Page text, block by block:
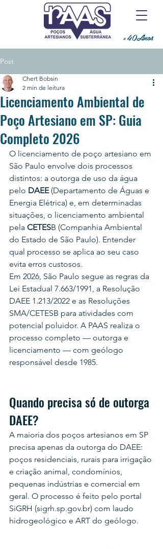
+40Anos
Post
Licenciamento Ambiental de
Poço Artesiano em SP: Guia
Completo 2026
Chert Bobsin
2 min de leitura
O licenciamento de poço artesiano em
São Paulo envolve dois processos
distintos: a outorga de uso da água
pelo DAEE (Departamento de Águas e
Energia Elétrica) e, em determinadas
situações, o licenciamento ambiental
pela CETESB (Companhia Ambiental
do Estado de São Paulo). Entender
qual processo se aplica ao seu caso
evita erros custosos.
Em 2026, São Paulo segue as regras da
Lei Estadual 7.663/1991, a Resolução
DAEE 1.213/2022 e as Resoluções
SMA/CETESB para atividades com
potencial poluidor. A PAAS realiza o
processo completo — outorga e
licenciamento — com geólogo
responsável desde 1985.
Quando precisa só de outorga
DAEE?
A maioria dos poços artesianos em SP
precisa apenas da outorga do DAEE:
poços residenciais, rurais para irrigação
e criação animal, condomínios,
pequenas indústrias e comercial em
geral. O processo é feito pelo portal
SiGRH (sigrh.sp.gov.br) com laudo
hidrogeológico e ART do geólogo.